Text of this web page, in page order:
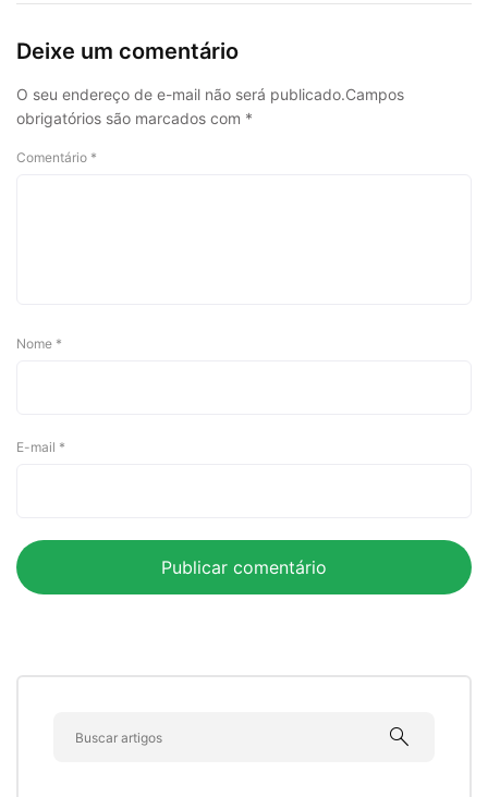
Deixe um comentário
O seu endereço de e-mail não será publicado.Campos
obrigatórios são marcados com *
Comentário *
Nome *
E-mail *
search